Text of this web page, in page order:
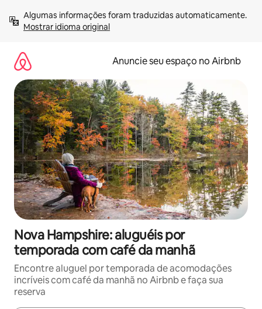
para
Mostrar idioma original
Anuncie seu espaço no Airbnb
Nova Hampshire: aluguéis por
temporada com café da manhã
Encontre aluguel por temporada de acomodações
incríveis com café da manhã no Airbnb e faça sua
reserva